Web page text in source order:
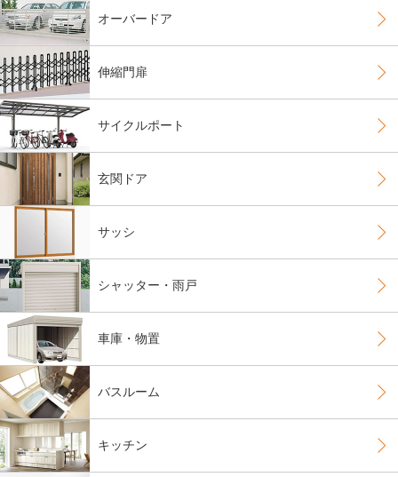
オーバードア
伸縮門扉
サイクルポート
玄関ドア
サッシ
シャッター・雨戸
車庫・物置
バスルーム
キッチン